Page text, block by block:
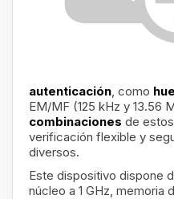
autenticación, como
EM/MF (125 kHz y 13.56
combinaciones de
verificación flexible y
diversos.
Este dispositivo dispone
núcleo a 1 GHz, memoria